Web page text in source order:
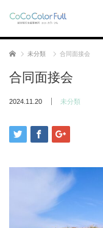
ホーム 未分類 合同面接会
合同面接会
2024.11.20 未分類